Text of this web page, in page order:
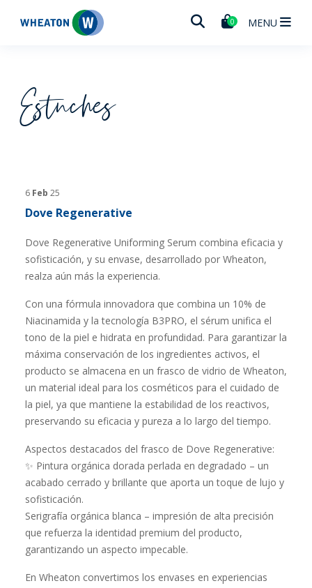
Wheaton 0 MENU
Estuches
6 Feb 25
Dove Regenerative
Dove Regenerative Uniforming Serum combina eficacia y
sofisticación, y su envase, desarrollado por Wheaton,
realza aún más la experiencia.
Con una fórmula innovadora que combina un 10% de
Niacinamida y la tecnología B3PRO, el sérum unifica el
tono de la piel e hidrata en profundidad. Para garantizar la
máxima conservación de los ingredientes activos, el
producto se almacena en un frasco de vidrio de Wheaton,
un material ideal para los cosméticos para el cuidado de
la piel, ya que mantiene la estabilidad de los reactivos,
preservando su eficacia y pureza a lo largo del tiempo.
Aspectos destacados del frasco de Dove Regenerative:
✨ Pintura orgánica dorada perlada en degradado – un
acabado cerrado y brillante que aporta un toque de lujo y
sofisticación.
Serigrafía orgánica blanca – impresión de alta precisión
que refuerza la identidad premium del producto,
garantizando un aspecto impecable.
En Wheaton convertimos los envases en experiencias